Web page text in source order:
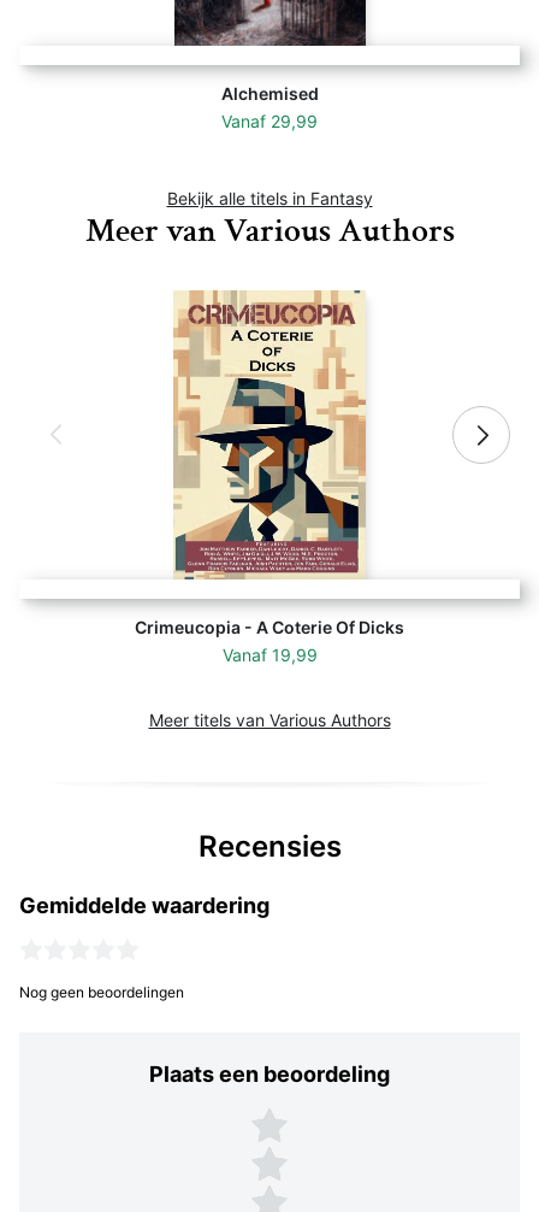
Alchemised
Vanaf 29,99
Bekijk alle titels in Fantasy
Meer van Various Authors
Crimeucopia - A Coterie Of Dicks
Vanaf 19,99
Meer titels van Various Authors
Recensies
Gemiddelde waardering
Nog geen beoordelingen
Plaats een beoordeling
Plaats een beoordeling
5 sterren
4 sterren
3 sterren